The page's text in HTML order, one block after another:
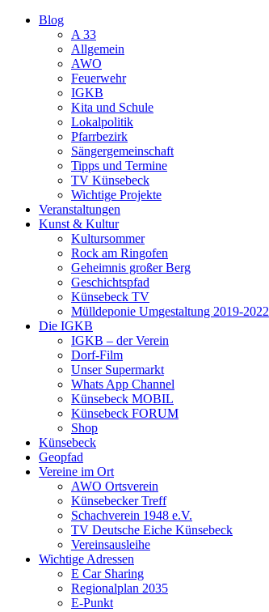
Blog
A 33
Allgemein
AWO
Feuerwehr
IGKB
Kita und Schule
Lokalpolitik
Pfarrbezirk
Sängergemeinschaft
Tipps und Termine
TV Künsebeck
Wichtige Projekte
Veranstaltungen
Kunst & Kultur
Kultursommer
Rock am Ringofen
Geheimnis großer Berg
Geschichtspfad
Künsebeck TV
Mülldeponie Umgestaltung 2019-2022
Die IGKB
IGKB – der Verein
Dorf-Film
Unser Supermarkt
Whats App Channel
Künsebeck MOBIL
Künsebeck FORUM
Shop
Künsebeck
Geopfad
Vereine im Ort
AWO Ortsverein
Künsebecker Treff
Schachverein 1948 e.V.
TV Deutsche Eiche Künsebeck
Vereinsausleihe
Wichtige Adressen
E Car Sharing
Regionalplan 2035
E-Punkt